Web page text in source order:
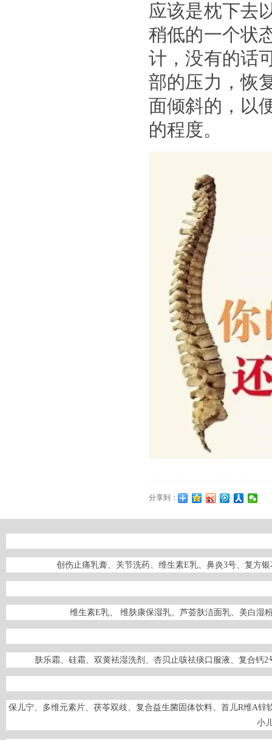
应该是枕下去
稍低的一个状
计，没有的话
部的压力，恢
面倾斜的，以
的程度。
分享到：
创伤止痛乳膏、关节洗药、维生素E乳、鼻炎3号、复方
维生素E乳、 维肤康保湿乳、芦荟肤洁面乳、美白湿
肤乐霜、硅霜、双黄袪湿洗剂、杏贝止咳祛痰口服液、复合钙
保儿宁、多维元素片、茯苓双歧、复合益生菌固体饮料、首儿R维A
小